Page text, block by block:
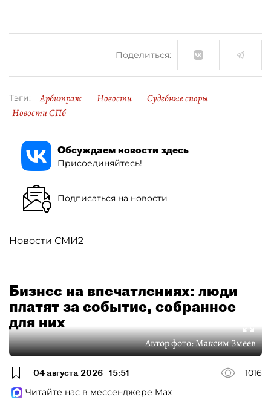
Поделиться:
Тэги: Арбитраж Новости
Судебные споры
Новости СПб
Обсуждаем новости здесь
Присоединяйтесь!
Подписаться на новости
Новости СМИ2
Бизнес на впечатлениях: люди
платят за событие, собранное
для них
Автор фото:Максим Змеев
04 августа 2026 15:51
1016
Читайте нас в мессенджере Max